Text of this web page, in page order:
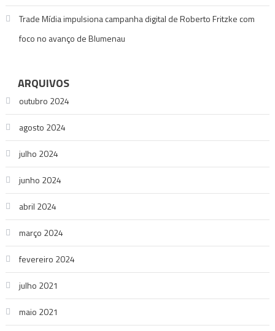
Trade Mídia impulsiona campanha digital de Roberto Fritzke com
foco no avanço de Blumenau
ARQUIVOS
outubro 2024
agosto 2024
julho 2024
junho 2024
abril 2024
março 2024
fevereiro 2024
julho 2021
maio 2021